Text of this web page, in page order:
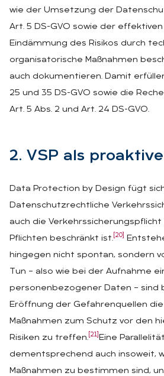
wie der Umsetzung der
Art. 5 DS-GVO sowie der
Eindämmung des Risikos durch
organisatorische Maßnahmen
auch dokumentieren. Damit
25 und 35 DS-GVO sowie die
Art. 5 Abs. 2 und Art. 24 DS-GVO.
2. VSP als
Data Protection by Design fügt
Datenschutzrechtliche
auch die
Pflichten beschränkt ist. [20]
hingegen nicht spontan, sondern
Tun – also wie bei der Aufnahme
personenbezogener Daten – sind
Eröffnung der Gefahrenquellen
Maßnahmen zum Schutz vor den
Risiken zu treffen. [21] Eine
dementsprechend auch insoweit,
Maßnahmen zu bestimmen sind,